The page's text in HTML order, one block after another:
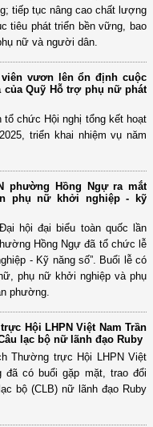
tiếp tục nâng cao chất lượng
tiêu phát triển bền vững, bao
nữ và người dân.
vươn lên ổn định cuộc
Quỹ Hỗ trợ phụ nữ phát
tổ chức Hội nghị tổng kết hoạt
triển khai nhiệm vụ năm
phường Hồng Ngự ra mắt
phụ nữ khởi nghiệp - kỹ
hội đại biểu toàn quốc lần
Hồng Ngự đã tổ chức lễ
- Kỹ năng số”. Buổi lễ có
phụ nữ khởi nghiệp và phụ
phường.
Hội LHPN Việt Nam Trần
lạc bộ nữ lãnh đạo Ruby
Thường trực Hội LHPN Việt
đã có buổi gặp mặt, trao đổi
bộ (CLB) nữ lãnh đạo Ruby